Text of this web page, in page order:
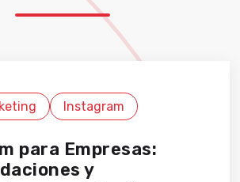
Instagram
para Empresas:
y